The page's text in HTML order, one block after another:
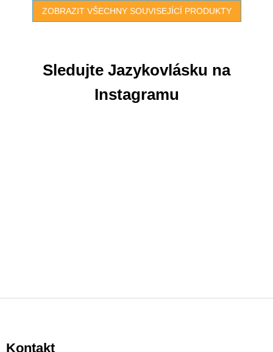
ZOBRAZIT VŠECHNY SOUVISEJÍCÍ PRODUKTY
Sledujte Jazykovlásku na
Instagramu
pKontakt